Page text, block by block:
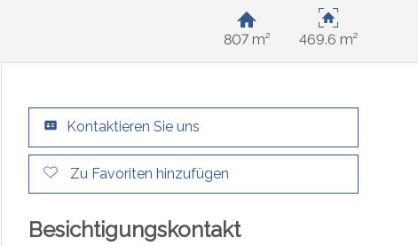
807 m² 469.6 m²
Kontaktieren Sie uns
Zu Favoriten hinzufügen
Besichtigungskontakt